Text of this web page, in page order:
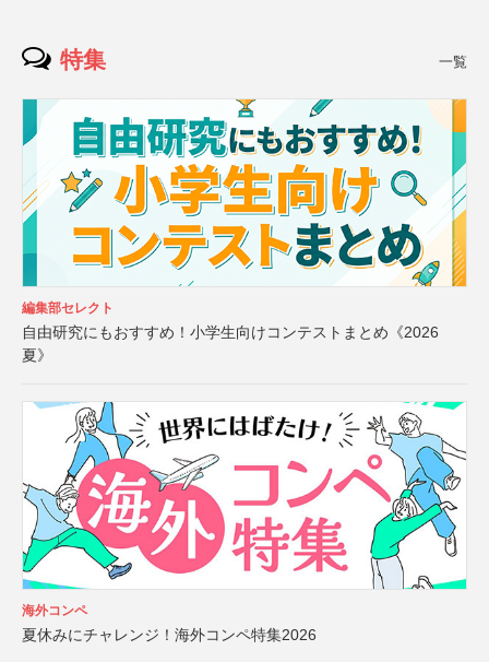
特集 一覧
編集部セレクト
自由研究にもおすすめ！小学生向けコンテストまとめ《2026
夏》
海外コンペ
夏休みにチャレンジ！海外コンペ特集2026